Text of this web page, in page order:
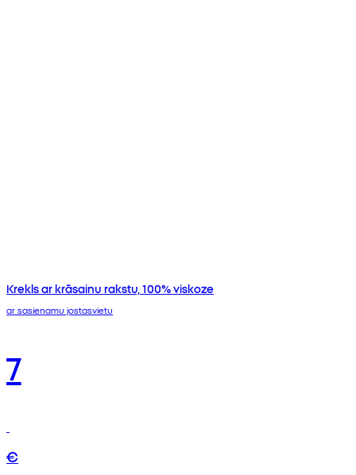
Krekls ar krāsainu rakstu, 100% viskoze
ar sasienamu jostasvietu
7
€